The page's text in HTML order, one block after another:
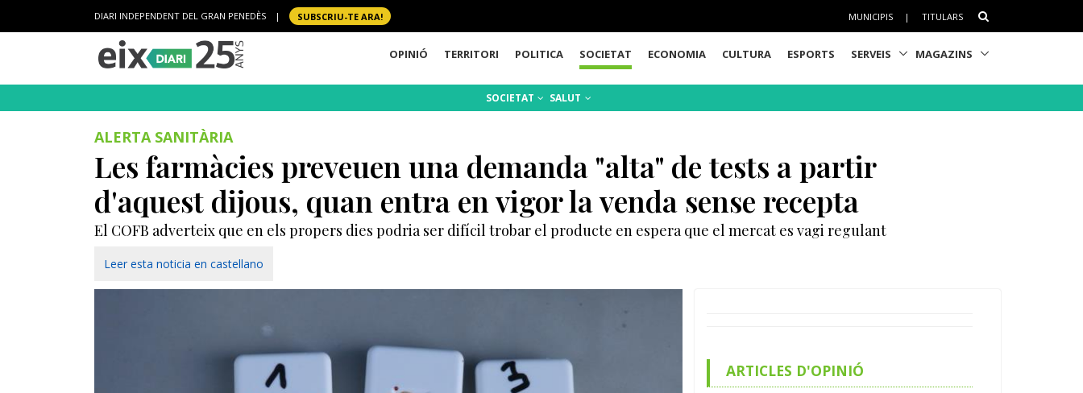
DIARI INDEPENDENT DEL GRAN PENEDÈS | SUBSCRIU-TE ARA! MUNICIPIS | TITULARS
OPINIÓ TERRITORI POLITICA SOCIETAT ECONOMIA CULTURA ESPORTS SERVEIS MAGAZINS
SOCIETAT SALUT
ALERTA SANITÀRIA
Les farmàcies preveuen una demanda "alta" de tests a partir
d'aquest dijous, quan entra en vigor la venda sense recepta
El COFB adverteix que en els propers dies podria ser difícil trobar el producte en espera que el mercat es vagi regulant
Leer esta noticia en castellano
ARTICLES D'OPINIÓ